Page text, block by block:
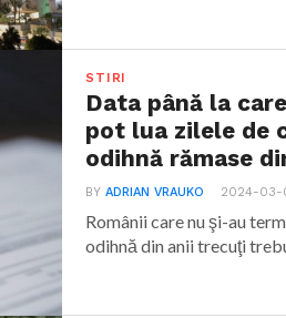
STIRI
Data până la
pot lua zilele de
odihnă rămase
BYADRIAN VRAUKO 2024-03-
Românii care nu şi-au
odihnă din anii trecuţi